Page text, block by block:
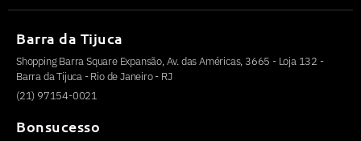
Barra da Tijuca
Shopping Barra Square Expansão, Av. das Américas, 3665 - Loja 132 -
Barra da Tijuca - Rio de Janeiro - RJ
(21) 97154-0021
Bonsucesso